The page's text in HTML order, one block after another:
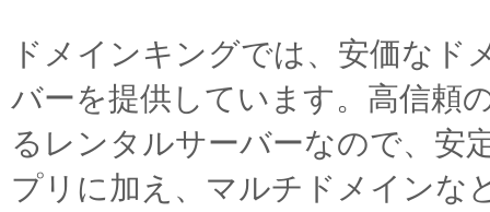
ドメインキングでは、安価なド
バーを提供しています。高信頼
るレンタルサーバーなので、安
プリに加え、マルチドメインな